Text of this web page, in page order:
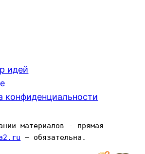
идей
конфиденциальности
материалов - прямая
— обязательна.